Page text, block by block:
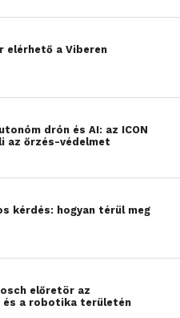
szerint a
lehet
mivel
vagy a
elérhető a Viberen
drón és AI: az ICON
az őrzés-védelmet
kérdés: hogyan térül meg
előretör az
és a robotika területén